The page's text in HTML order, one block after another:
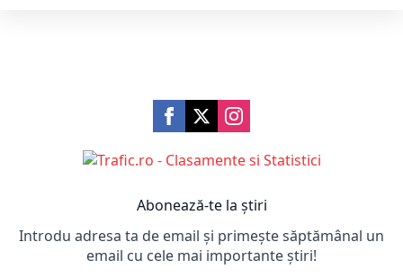
Abonează-te la știri
Introdu adresa ta de email și primește săptămânal un
email cu cele mai importante știri!